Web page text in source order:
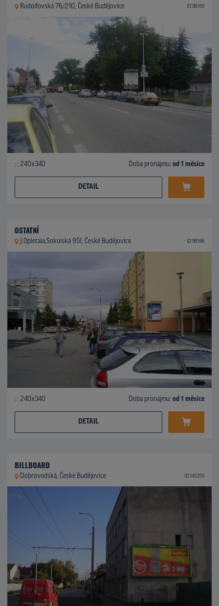
Rudolfovská 76/210, České Budějovice ID 98165
240x340 Doba pronájmu: od 1 měsíce
DETAIL
OSTATNÍ
J.Opletala,Sokolská 951, České Budějovice ID 98166
240x340 Doba pronájmu: od 1 měsíce
DETAIL
BILLBOARD
Dobrovodská, České Budějovice ID 140255